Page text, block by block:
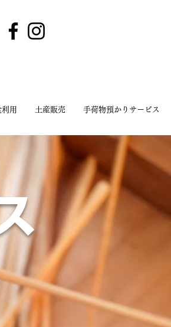
利用 土産販売 手荷物預かりサービス